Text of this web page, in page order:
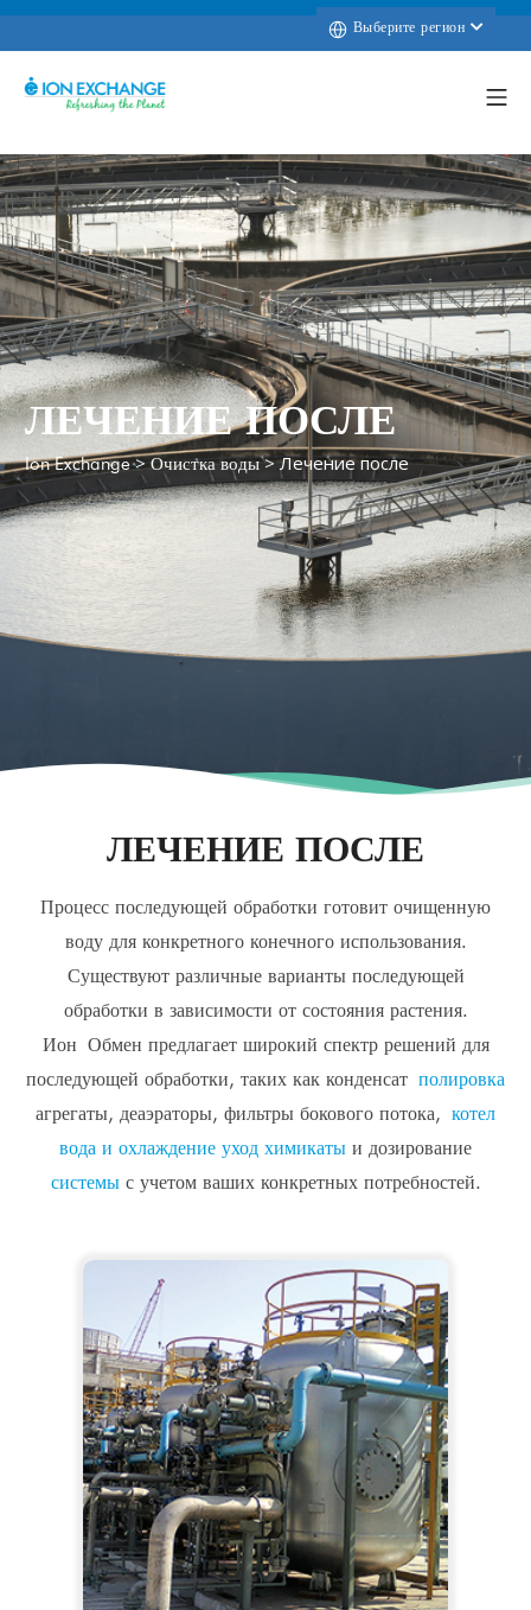
Выберите регион
ЛЕЧЕНИЕ ПОСЛЕ
Ion Exchange>Очистка воды>Лечение после
ЛЕЧЕНИЕ ПОСЛЕ
Процесс последующей обработки готовит очищенную
воду для конкретного конечного использования.
Существуют различные варианты последующей
обработки в зависимости от состояния растения.
Ион Обмен предлагает широкий спектр решений для
последующей обработки, таких как конденсат полировка
агрегаты, деаэраторы, фильтры бокового потока, котел
вода и охлаждение уход химикаты и дозирование
системыс учетом ваших конкретных потребностей.